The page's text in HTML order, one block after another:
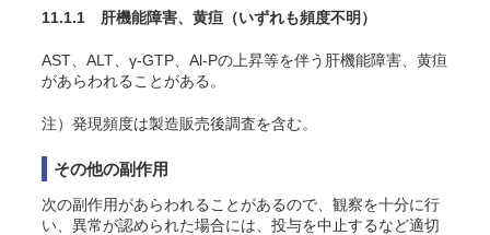
11.1.1 肝機能障害、黄疸 （いずれも頻度不明）
AST、ALT、γ-GTP、Al-Pの上昇等を伴う肝機能障害、黄疸
があらわれることがある。
注）発現頻度は製造販売後調査を含む。
その他の副作用
次の副作用があらわれることがあるので、観察を十分に行
い、異常が認められた場合には、投与を中止するなど適切